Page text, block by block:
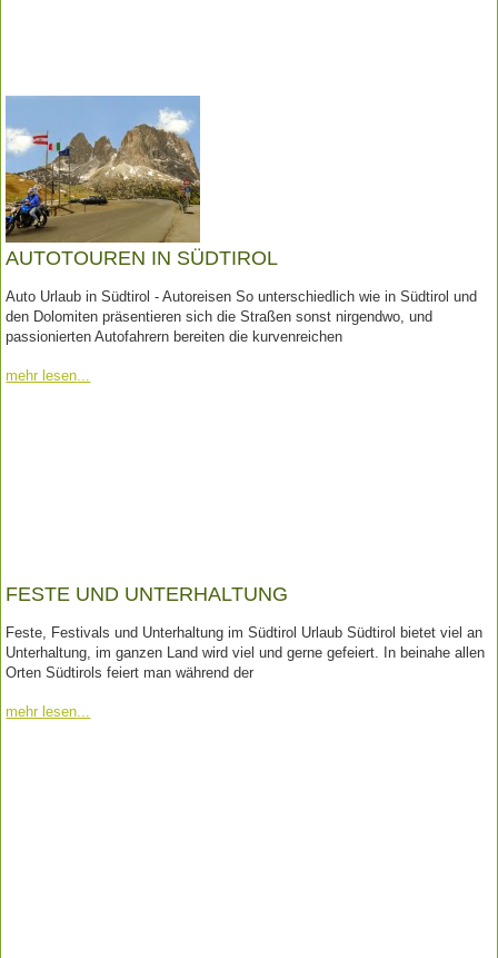
AUTOTOUREN IN SÜDTIROL
Auto Urlaub in Südtirol - Autoreisen So unterschiedlich wie in Südtirol und
den Dolomiten präsentieren sich die Straßen sonst nirgendwo, und
passionierten Autofahrern bereiten die kurvenreichen
mehr lesen
FESTE UND UNTERHALTUNG
Feste, Festivals und Unterhaltung im Südtirol Urlaub Südtirol bietet viel an
Unterhaltung, im ganzen Land wird viel und gerne gefeiert. In beinahe allen
Orten Südtirols feiert man während der
mehr lesen